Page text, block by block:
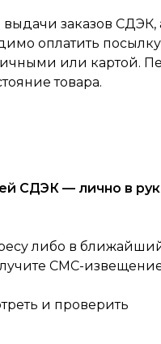
заказов СДЭК,
оплатить посылку
или картой.
товара.
СДЭК — лично в
либо в
СМС-
и проверить